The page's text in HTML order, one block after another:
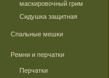
маскировочный грим
Сидушка защитная
Спальные мешки
Ремни и перчатки
Перчатки